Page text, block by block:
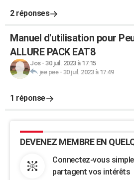
2 réponses
Manuel d'utilisation pour
ALLURE PACK EAT8
Jos- 30 juil. 2023 à 17:15
jee pee- 30 juil. 2023 à 17:49
1 réponse
DEVENEZ MEMBRE EN
Connectez-vous
partagent vos intérêts